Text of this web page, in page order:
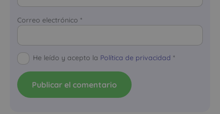
Correo electrónico *
He leído y acepto la Política de privacidad *